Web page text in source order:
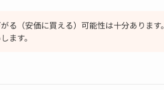
（安価に買える）可能性は十分あります。
ます。